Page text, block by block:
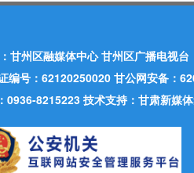
甘州区融媒体中心 甘州区广播电视台
编号：62120250020 甘公网安备：
8215223 技术支持：甘肃新媒